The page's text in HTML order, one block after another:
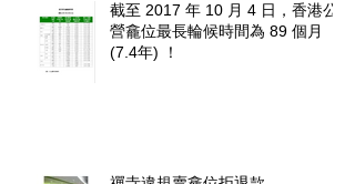
截至 2017 年 10 月 4 日，香港公
營龕位最長輪候時間為 89 個月
(7.4年) ！